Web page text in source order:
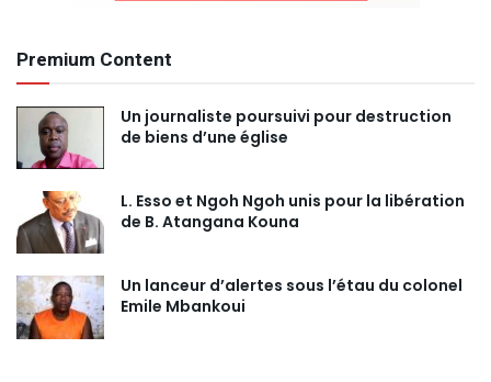
Premium Content
Un journaliste poursuivi pour destruction
de biens d’une église
L. Esso et Ngoh Ngoh unis pour la libération
de B. Atangana Kouna
Un lanceur d’alertes sous l’étau du colonel
Emile Mbankoui